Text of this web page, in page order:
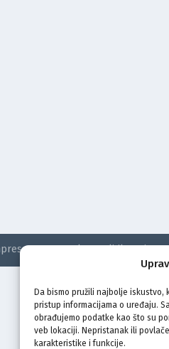
Da bismo pružili najbolje
pristup informacijama o uređaju.
obrađujemo podatke kao što su
veb lokaciji. Nepristanak ili
karakteristike i funkcije.
Kontakt Politika